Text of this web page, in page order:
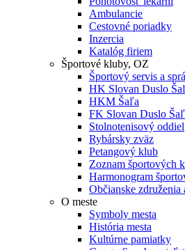
Ambulancie
Cestovné poriadky
Inzercia
Katalóg firiem
Športové kluby, OZ
Športový servis a
HK Slovan Duslo
HKM Šaľa
FK Slovan Duslo
Stolnotenisový oddiel
Rybársky zväz
Petangový klub
Zoznam športových
Harmonogram
Občianske združenia
O meste
Symboly mesta
História mesta
Kultúrne pamiatky